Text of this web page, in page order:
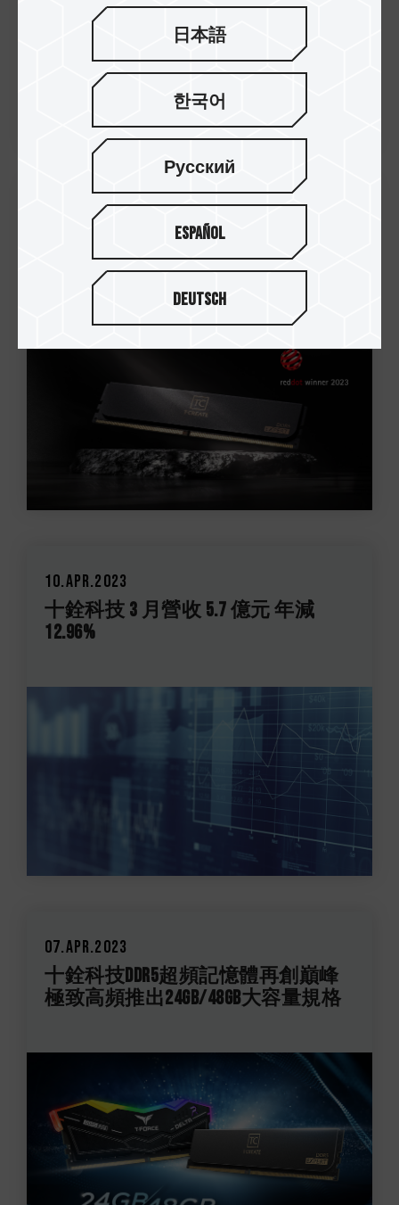
24.Apr.2023
十銓科技T-CREATE EXPERT DDR5桌上型
記憶體 榮獲2023德國紅點設計大獎
10.Apr.2023
十銓科技 3 月營收 5.7 億元 年減
12.96%
07.Apr.2023
十銓科技DDR5超頻記憶體再創巔峰
極致高頻推出24GB/48GB大容量規格
日本語
한국어
Русский
Español
Deutsch